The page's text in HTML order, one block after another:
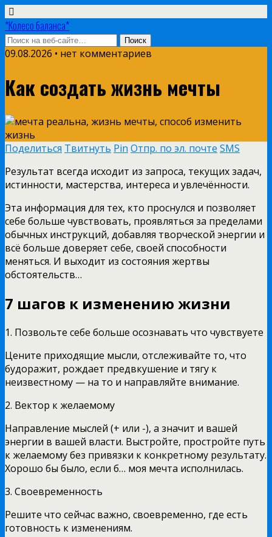
*Колесо баланса*
09.08.2026 • нет комментариев
Как создать жизнь мечты
Поделиться Твитнуть Pin Отпр. по эл. почте SMS
Результат всегда исходит из запроса, текущих задач,
истинности, мастерства, интереса и увлечённости.
Эта информация для тех, кто проснулся и позволяет
себе больше чувствовать, проявляться за пределами
обычных инструкций, добавляя творческой энергии и
всё больше доверяет себе, своей способности
меняться. И выходит из состояния жертвы
обстоятельств…
7 шагов к изменению жизни
1. Позвольте себе больше осознавать что чувствуете
Цените приходящие мысли, отслеживайте то, что
будоражит, рождает предвкушение и тягу к
неизвестному — на то и направляйте внимание.
2. Вектор к желаемому
Направление мыслей (+ или -), а значит и вашей
энергии в вашей власти. Выстройте, простройте путь
к желаемому без привязки к конкретному результату.
Хорошо бы было, если б… моя мечта исполнилась.
3. Своевременность
Решите что сейчас важно, своевременно, где есть
готовность к изменениям.